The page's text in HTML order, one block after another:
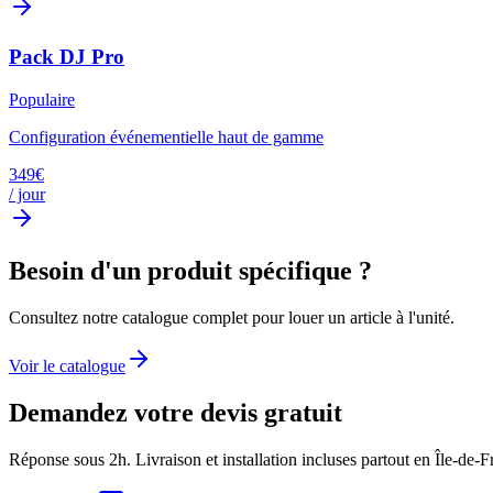
Pack DJ Pro
Populaire
Configuration événementielle haut de gamme
349€
/ jour
Besoin d'un produit spécifique ?
Consultez notre catalogue complet pour louer un article à l'unité.
Voir le catalogue
Demandez votre devis gratuit
Réponse sous 2h. Livraison et installation incluses partout en Île-de-